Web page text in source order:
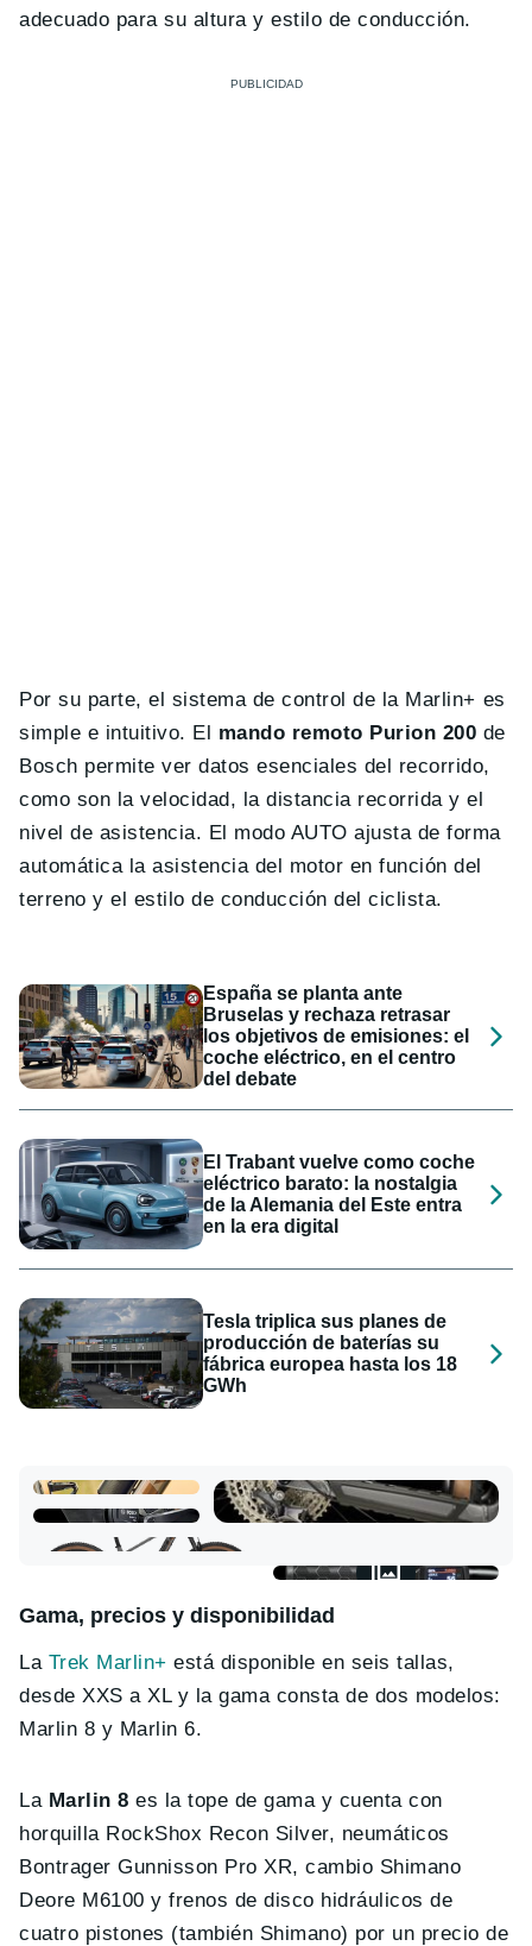
adecuado para su altura y estilo de conducción.
Por su parte, el sistema de control de la Marlin+ es
simple e intuitivo. El mando remoto Purion 200 de
Bosch permite ver datos esenciales del recorrido,
como son la velocidad, la distancia recorrida y el
nivel de asistencia. El modo AUTO ajusta de forma
automática la asistencia del motor en función del
terreno y el estilo de conducción del ciclista.
España se planta ante
Bruselas y rechaza retrasar
los objetivos de emisiones: el
coche eléctrico, en el centro
del debate
El Trabant vuelve como coche
eléctrico barato: la nostalgia
de la Alemania del Este entra
en la era digital
Tesla triplica sus planes de
producción de baterías su
fábrica europea hasta los 18
GWh
Gama, precios y disponibilidad
La Trek Marlin+ está disponible en seis tallas,
desde XXS a XL y la gama consta de dos modelos:
Marlin 8 y Marlin 6.
La Marlin 8 es la tope de gama y cuenta con
horquilla RockShox Recon Silver, neumáticos
Bontrager Gunnisson Pro XR, cambio Shimano
Deore M6100 y frenos de disco hidráulicos de
cuatro pistones (también Shimano) por un precio de